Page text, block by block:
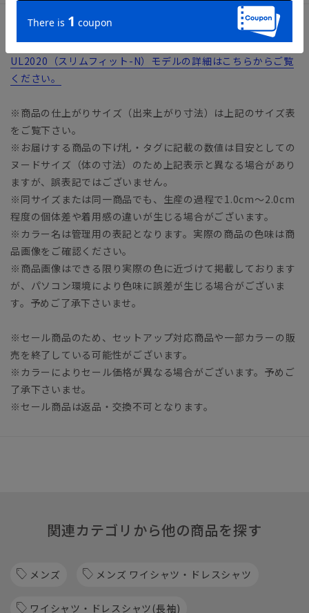
サイズ詳細
UL2020（スリムフィット-N）モデルの詳細はこちらからご覧
ください。
※商品の仕上がりサイズ（出来上がり寸法）は上記のサイズ表
をご覧下さい。
※お届けする商品の下げ札・タグに記載の数値は目安としての
ヌードサイズ（体の寸法）のため上記表示と異なる場合があり
ますが、誤表記ではございません。
※同サイズまたは同一商品でも、生産の過程で1.0cm～2.0cm
程度の個体差や着用感の違いが生じる場合がございます。
※カラー名は管理用の表記となります。実際の商品の色味は商
品画像をご確認ください。
※商品画像はできる限り実際の色に近づけて掲載しております
が、パソコン環境により色味に誤差が生じる場合がございま
す。予めご了承下さいませ。
※セール商品のため、セットアップ対応商品や一部カラーの販
売を終了している可能性がございます。
※カラーによりセール価格が異なる場合がございます。予めご
了承下さいませ。
※セール商品は返品・交換不可となります。
関連カテゴリから他の商品を探す
メンズ メンズ ワイシャツ・ドレスシャツ
ワイシャツ・ドレスシャツ(長袖)